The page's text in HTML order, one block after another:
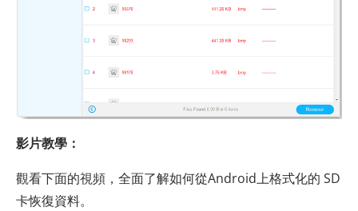
影片教學：
觀看下面的視頻，全面了解如何從Android上格式化的 SD
卡恢復資料。